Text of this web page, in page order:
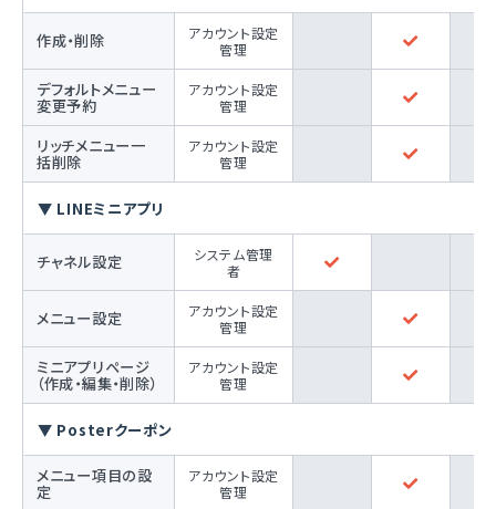
作成・削除
アカウント設定
管理
デフォルトメニュー
変更予約
アカウント設定
管理
リッチメニュー一
括削除
アカウント設定
管理
▼ LINEミニアプリ
チャネル設定
システム管理
者
メニュー設定
アカウント設定
管理
ミニアプリページ
（作成・編集・削除）
アカウント設定
管理
▼ Posterクーポン
メニュー項目の設
定
アカウント設定
管理